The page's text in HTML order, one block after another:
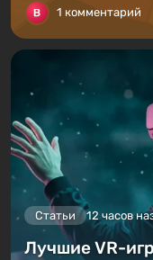
1 комментарий
Статьи 12 часов
Лучшие VR-